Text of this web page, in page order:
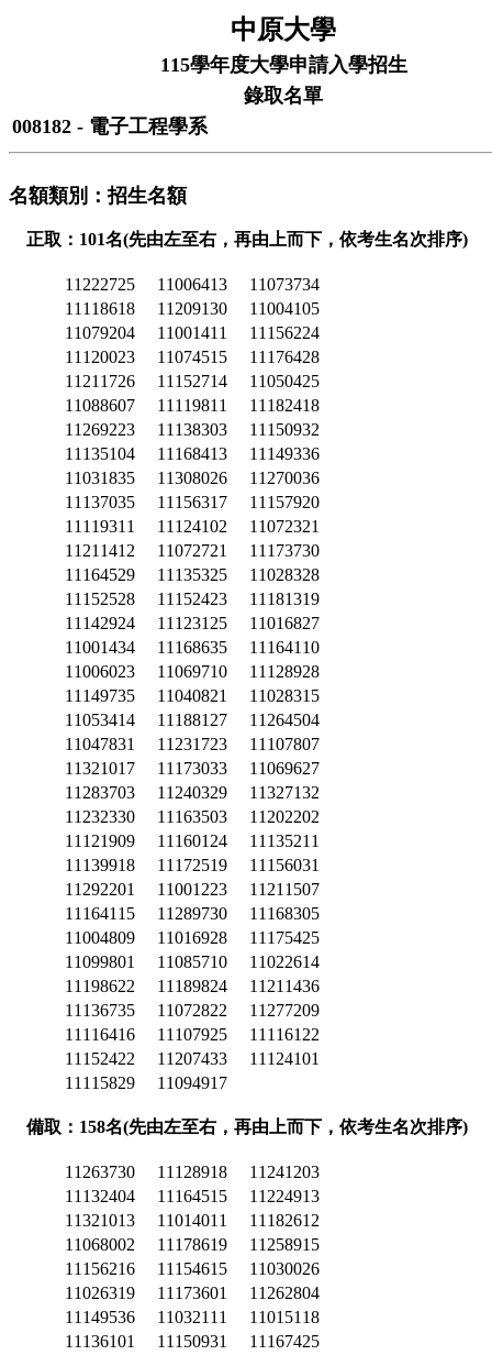
中原大學
115學年度大學申請入學招生
錄取名單
008182 - 電子工程學系
名額類別：招生名額
正取：101名(先由左至右，再由上而下，依考生名次排序)
11222725 11006413
11073734
11118618
11209130
11004105
11079204
11001411
11156224
11120023
11074515
11176428
11211726
11152714
11050425
11088607
11119811
11182418
11269223
11138303
11150932
11135104
11168413
11149336
11031835
11308026
11270036
11137035
11156317
11157920
11119311
11124102
11072321
11211412
11072721
11173730
11164529
11135325
11028328
11152528
11152423
11181319
11142924
11123125
11016827
11001434
11168635
11164110
11006023
11069710
11128928
11149735
11040821
11028315
11053414
11188127
11264504
11047831
11231723
11107807
11321017
11173033
11069627
11283703
11240329
11327132
11232330
11163503
11202202
11121909
11160124
11135211
11139918
11172519
11156031
11292201
11001223
11211507
11164115
11289730
11168305
11004809
11016928
11175425
11099801
11085710
11022614
11198622
11189824
11211436
11136735
11072822
11277209
11116416
11107925
11116122
11152422
11207433
11124101
11115829
11094917
備取：158名(先由左至右，再由上而下，依考生名次排序)
11263730 11128918
11241203
11132404
11164515
11224913
11321013
11014011
11182612
11068002
11178619
11258915
11156216
11154615
11030026
11026319
11173601
11262804
11149536
11032111
11015118
11136101
11150931
11167425